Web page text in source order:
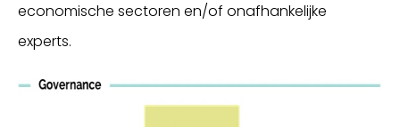
economische sectoren en/of onafhankelijke
experts.